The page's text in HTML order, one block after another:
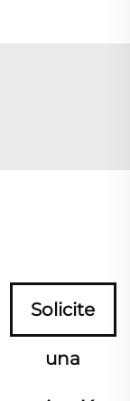
Solicite
una